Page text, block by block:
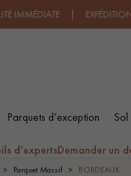
| EXPÉDITION
Parquets d’exception
d’expertsDemander un
Parquet Massif BORDEAUX